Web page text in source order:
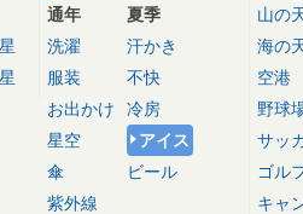
通年
洗濯
服装
お出かけ
星空
傘
紫外線
夏季
汗かき
不快
冷房
アイス
ビール
山の
海の
空港
野球
サッ
ゴル
キャ